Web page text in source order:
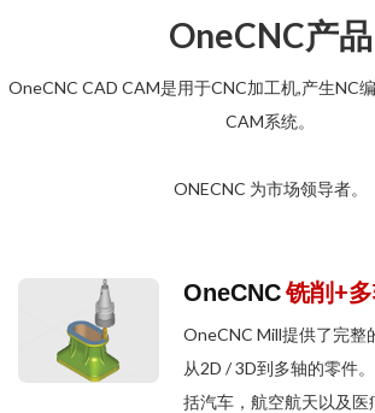
OneCNC产品
OneCNC CAD CAM是用于CNC加工机,产生NC
CAM系统。
ONECNC 为市场领导者。
OneCNC铣削+
OneCNC Mill提供了完整
从2D / 3D到多轴的零件
括汽车，航空航天以及医